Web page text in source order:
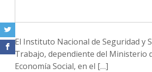
El Instituto Nacional de Seguridad y
Trabajo, dependiente del Ministerio
Economía Social, en el […]